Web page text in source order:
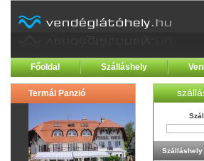
Főoldal Szálláshely
Termál Panzió
Szálláshely